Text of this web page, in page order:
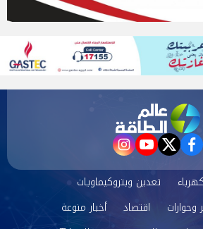
facebook
twitter
youtube
instagram
كهرباء
تعدين وبتروكيماويات
وحوارات اقتصاد
أخبار منوعة